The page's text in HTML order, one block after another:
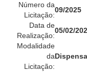
Número da
Licitação:
09/2025
Data de
Realização:
05/02/
Modalidade
da
Licitação: